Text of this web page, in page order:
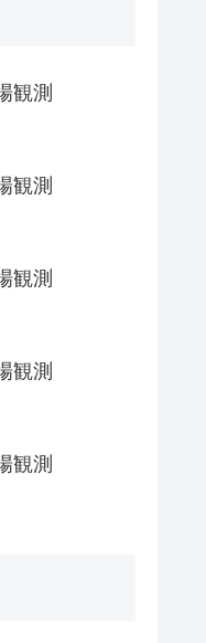
観測
観測
観測
観測
観測